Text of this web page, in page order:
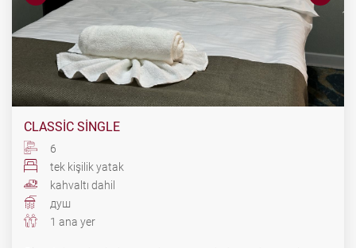
CLASSIC SINGLE
6
tek kişilik yatak
kahvaltı dahil
душ
1 ana yer